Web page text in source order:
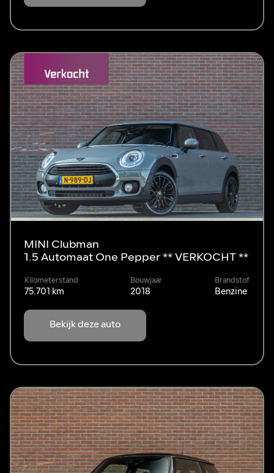
MINI Clubman
1.5 Automaat One Pepper ** VERKOCHT **
Kilometerstand
75.701 km
Bouwjaar
2018
Brandstof
Benzine
Bekijk deze auto